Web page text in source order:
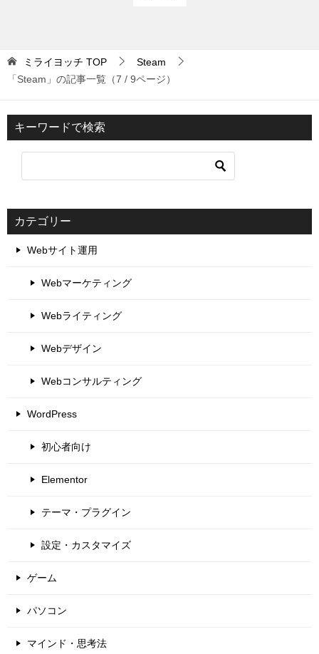
ミライヨッチ TOP
Steam
「Steam」の記事一覧（7 / 9ページ）
キーワードで検索
カテゴリー
Webサイト運用
Webマーケティング
Webライティング
Webデザイン
Webコンサルティング
WordPress
初心者向け
Elementor
テーマ・プラグイン
設定・カスタマイズ
ゲーム
パソコン
マインド・思考法